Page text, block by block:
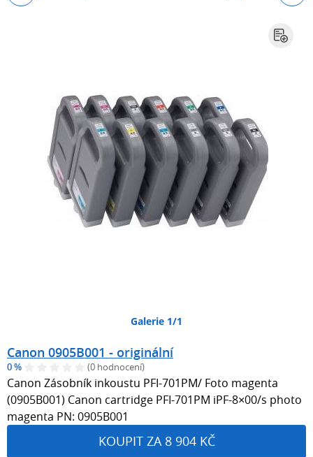
Galerie 1/1
Canon 0905B001 - originální
0 % (0 hodnocení)
Canon Zásobník inkoustu PFI-701PM/ Foto magenta
(0905B001) Canon cartridge PFI-701PM iPF-8×00/s photo
magenta PN: 0905B001
KOUPIT ZA 8 904 KČ